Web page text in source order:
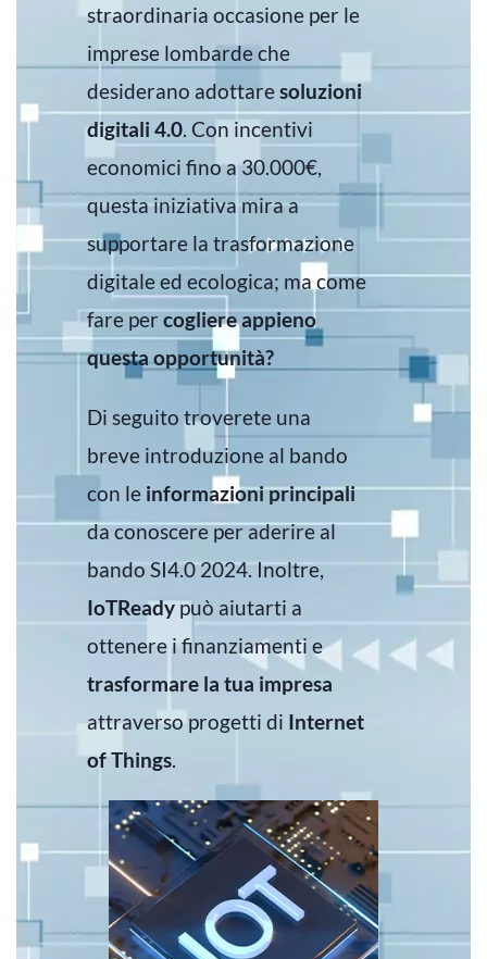
straordinaria occasione per le
imprese lombarde che
desiderano adottaresoluzioni
digitali 4.0. Con incentivi
economici fino a 30.000€,
questa iniziativa mira a
supportare la trasformazione
digitale ed ecologica; ma come
fare percogliere appieno
questa opportunità?
Di seguito troverete una
breve introduzione al bando
con le informazioni principali
da conoscere per aderire al
bando SI4.0 2024. Inoltre,
IoTReadypuò aiutarti a
ottenere i finanziamenti e
trasformare la tua impresa
attraverso progetti di Internet
of Things.